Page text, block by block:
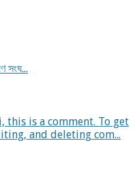
সংঘ...
this is a comment. To get
and deleting com...